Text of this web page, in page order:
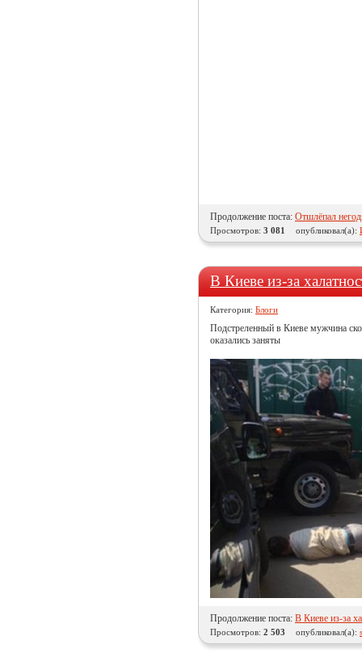
Продолжение поста: Отшлёпал
Просмотров: 3 081 опубликовал(а):
В Киеве из-за
Категория: Блоги
Подстреленный в Киеве мужчина
оказались заняты
Продолжение поста: В Киеве из-за
Просмотров: 2 503 опубликовал(а):